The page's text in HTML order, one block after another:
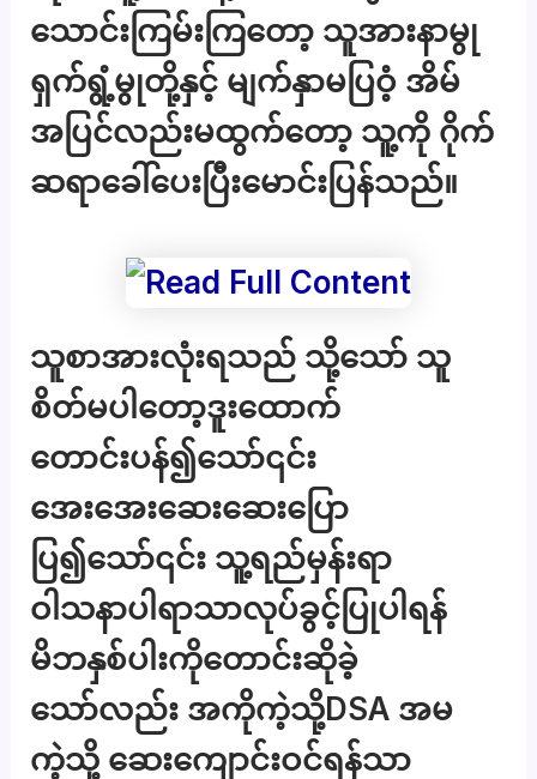
သောင်းကြမ်းကြတော့ သူအားနာမွု
ရှက်ရွံ့မွုတို့နှင့် မျက်နှာမပြဝံ့ အိမ်
အပြင်လည်းမထွက်တော့ သူ့ကို ဂိုက်
ဆရာခေါ်ပေးပြီးမောင်းပြန်သည်။
သူစာအားလုံးရသည် သို့သော် သူ
စိတ်မပါတော့ဒူးထောက်
တောင်းပန်၍သော်၎င်း
အေးအေးဆေးဆေးပြော
ပြ၍သော်၎င်း သူ့ရည်မှန်းရာ
ဝါသနာပါရာသာလုပ်ခွင့်ပြုပါရန်
မိဘနှစ်ပါးကိုတောင်းဆိုခဲ့
သော်လည်း အကိုကဲ့သို့DSA အမ
ကဲ့သို့ ဆေးကျောင်းဝင်ရန်သာ